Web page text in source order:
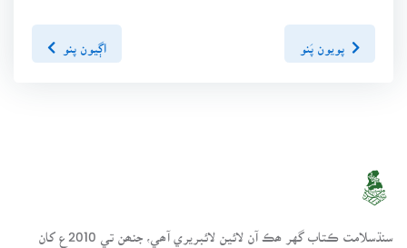
پويون پَنو اڳيون پنو
سنڌسلامت ڪتاب گهر ھڪ آن لائين لائبريري آھي، جنھن تي 2010ع کان